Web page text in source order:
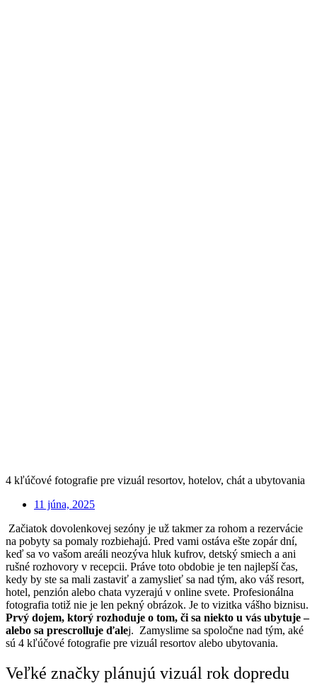
4 kľúčové fotografie pre vizuál resortov, hotelov, chát a ubytovania
11 júna, 2025
Začiatok dovolenkovej sezóny je už takmer za rohom a rezervácie
na pobyty sa pomaly rozbiehajú. Pred vami ostáva ešte zopár dní,
keď sa vo vašom areáli neozýva hluk kufrov, detský smiech a ani
rušné rozhovory v recepcii. Práve toto obdobie je ten najlepší čas,
kedy by ste sa mali zastaviť a zamyslieť sa nad tým, ako váš resort,
hotel, penzión alebo chata vyzerajú v online svete. Profesionálna
fotografia totiž nie je len pekný obrázok. Je to vizitka vášho biznisu.
Prvý dojem, ktorý rozhoduje o tom, či sa niekto u vás ubytuje –
alebo sa prescrolluje ďalej. Zamyslime sa spoločne nad tým, aké
sú 4 kľúčové fotografie pre vizuál resortov alebo ubytovania.
Veľké značky plánujú vizuál rok dopredu